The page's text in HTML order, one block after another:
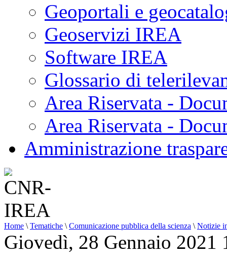
Geoportali e
Geoservizi IREA
Software IREA
Glossario di
Area Riservata -
Area Riservata -
Amministrazione
Home \ Tematiche \ Comunicazione pubblica della scienza \ Notizie
Giovedì, 28 Gennaio 2021